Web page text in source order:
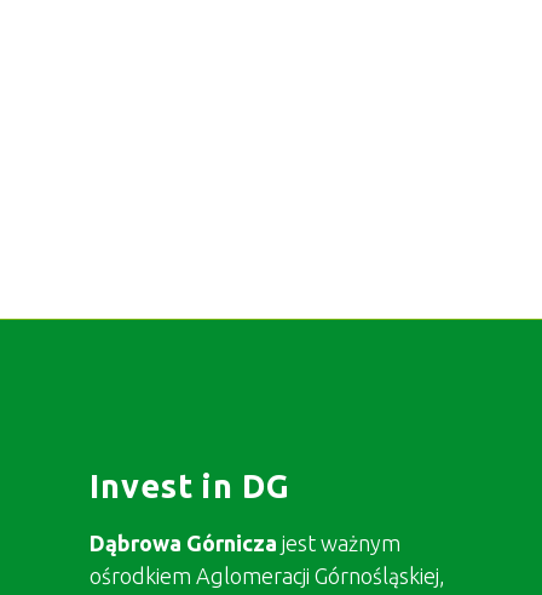
Invest in DG
Dąbrowa Górnicza jest ważnym
ośrodkiem Aglomeracji Górnośląskiej,